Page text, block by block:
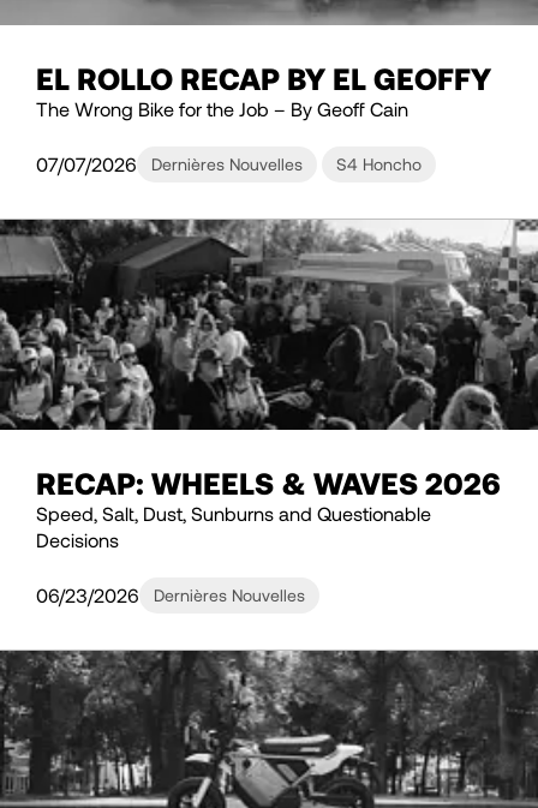
EL ROLLO RECAP BY EL GEOFFY
The Wrong Bike for the Job – By Geoff Cain
07/07/2026 Dernières Nouvelles S4 Honcho
RECAP: WHEELS & WAVES 2026
Speed, Salt, Dust, Sunburns and Questionable
Decisions
06/23/2026 Dernières Nouvelles